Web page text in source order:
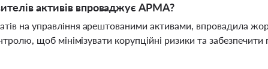
активів впроваджує АРМА?
на управління арештованими активами, впровадила
щоб мінімізувати корупційні ризики та забезпечити